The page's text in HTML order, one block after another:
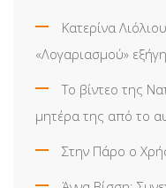
Κατερίνα
«Λογαριασμού»
Το βίντεο της
μητέρα της από το
Στην Πάρο ο